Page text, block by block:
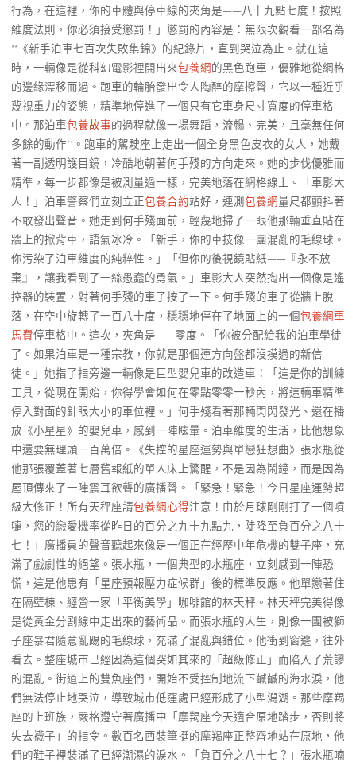
行為，在這裡，你的車體與停車線的夾角是——八十九點七度！按照
維度法則，你必須接受懲罰！」懲罰的內容是：無限次觀看一部名為
**《新手泊車七百次失敗集錦》的紀錄片，直到哭泣為止。就在這
時，一輛像是從科幻電影裡開出來包養網的黑色跑車，優雅地從網格
的邊緣漂移而過。跑車的輪胎發出令人陶醉的摩擦聲，它以一種近乎
蔑視重力的姿態，精準地停進了一個只有它車身尺寸寬度的停車格
中。那泊車包養故事的過程就像一場舞蹈，流暢、完美，且毫無任何
多餘的動作**。跑車的駕駛座上走出一個全身黑色皮衣的女人，她戴
著一副透明護目鏡，冷酷地朝著何手殘的方向走來。她的步伐優雅而
精準，每一步都像是被測量過一樣，完美地落在網格線上。「車影大
人！」泊車警察們立刻立正包養合約站好，連測 包養網量尺都顫抖著
不敢發出聲音。她走到何手殘面前，輕蔑地掃了一眼他那輛垂直貼在
牆上的掀背車，語氣冰冷。「新手，你的車技像一團混亂的毛線球。
你污染了泊車維度的純粹性。」「但你的後視鏡貼紙——『永不放
棄』，讓我看到了一絲愚蠢的勇氣。」車影大人突然掏出一個像是遙
控器的裝置，對著何手殘的車子按了一下。何手殘的車子從牆上脫
落，在空中旋轉了一百八十度，穩穩地停在了地面上的一個包養網車
馬費停車格中。這次，夾角是——零度。「你被分配給我的泊車學徒
了。如果泊車是一種宗教，你就是那個連方向盤都沒摸過的新信
徒。」她指了指旁邊一輛像是巨型嬰兒車的改造車：「這是你的訓練
工具，從現在開始，你得學會如何在零點零零一秒內，將這輛車精準
停入對面的針眼大小的車位裡。」何手殘看著那輛閃閃發光、還在播
放《小星星》的嬰兒車，感到一陣眩暈。泊車維度的生活，比他想象
中還要無理頭一百萬倍。《失控的星座運勢與單戀狂想曲》張水瓶從
他那張覆蓋著七層舊報紙的單人床上驚醒，不是因為鬧鐘，而是因為
屋頂傳來了一陣震耳欲聾的廣播聲。「緊急！緊急！今日星座運勢超
級大修正！所有天秤座請包養網心得注意！由於月球剛剛打了一個噴
嚏，您的戀愛機率從昨日的百分之九十九點九，陡降至負百分之八十
七！」廣播員的聲音聽起來像是一個正在經歷中年危機的雙子座，充
滿了戲劇性的絕望。張水瓶，一個典型的水瓶座，立刻感到一陣恐
慌，這是他患有「星座預報壓力症候群」後的標準反應。他單戀著住
在隔壁棟、經營一家「平衡美學」咖啡館的林天秤。林天秤完美得像
是從黃金分割線中走出來的藝術品。而張水瓶的人生，則像一團被獅
子座暴君隨意亂踢的毛線球，充滿了混亂與錯位。他衝到窗邊，往外
看去。整座城市已經因為這個突如其來的「超級修正」而陷入了荒謬
的混亂。街道上的雙魚座們，開始不受控制地流下鹹鹹的海水淚，他
們無法停止地哭泣，導致城市低窪處已經形成了小型潟湖。那些摩羯
座的上班族，嚴格遵守著廣播中「摩羯座今天適合原地踏步，否則將
失去襪子」的指令。數百名西裝筆挺的摩羯座正整齊地站在原地，他
們的鞋子裡裝滿了已經潮濕的淚水。「負百分之八十七？」張水瓶喃